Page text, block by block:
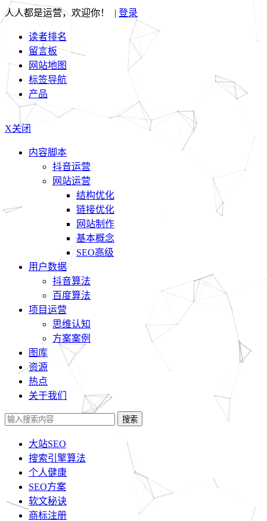
人人都是运营，欢迎你！ | 登录
读者排名
留言板
网站地图
标签导航
产品
X关闭
内容脚本
抖音运营
网站运营
结构优化
链接优化
网站制作
基本概念
SEO高级
用户数据
抖音算法
百度算法
项目运营
思维认知
方案案例
图库
资源
热点
关于我们
搜索
大站SEO
搜索引擎算法
个人健康
SEO方案
软文秘诀
商标注册